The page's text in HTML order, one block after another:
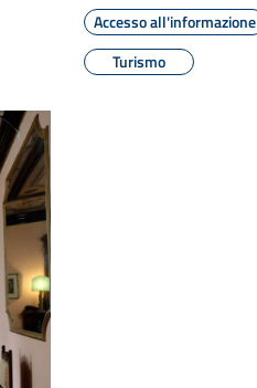
Accesso all'informazione
Turismo